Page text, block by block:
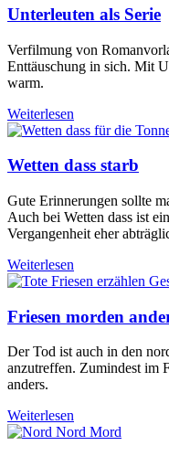
Unterleuten als Serie
Verfilmung von
Enttäuschung in sich. Mit
warm.
Weiterlesen
Wetten dass starb
Gute Erinnerungen sollte
Auch bei Wetten dass ist
Vergangenheit eher
Weiterlesen
Friesen morden
Der Tod ist auch in den
anzutreffen. Zumindest im
anders.
Weiterlesen